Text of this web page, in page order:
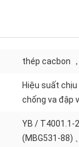
thép cacbon
Hiệu suất
chống va đập
YB / T4001.1-
(MBG531-88)